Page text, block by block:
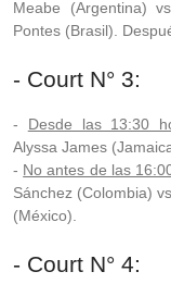
Meabe (Argentina)
Pontes (Brasil).
- Court N° 3:
- Desde las 13:30
Alyssa James
- No antes de las
Sánchez (Colombia)
(México).
- Court N° 4: